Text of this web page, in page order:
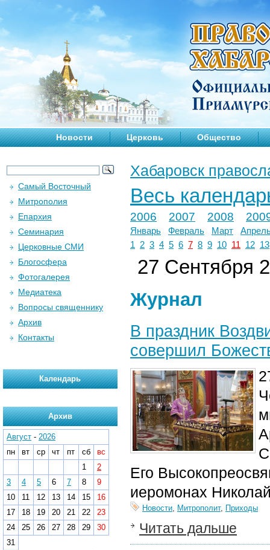
Новости Церковь Общество
Хабаровск
Весь
2006 2007 2008
Январь Февраль Март
1
2 3 4 5 6 7 8 9 10 11 12 13
27 Сентября
Журнал
В праздник
совершил
Его
иеромонах
Новости, Митрополит, Приходы
Читать дальше
Самый Восточный
Митрополия
Епархия
Семинария
Церковные СМИ
Блогосфера
Фотогалерея
Медиатека
Вопросы священнику
Архив
Контакты
Календарь
Архив
Август - 2026
пн
вт ср чт пт сб
вс
1
2
3
4 5 6 7 8
9
10
11 12 13 14 15
16
17
18 19 20 21 22
23
24
25 26 27 28 29
30
31